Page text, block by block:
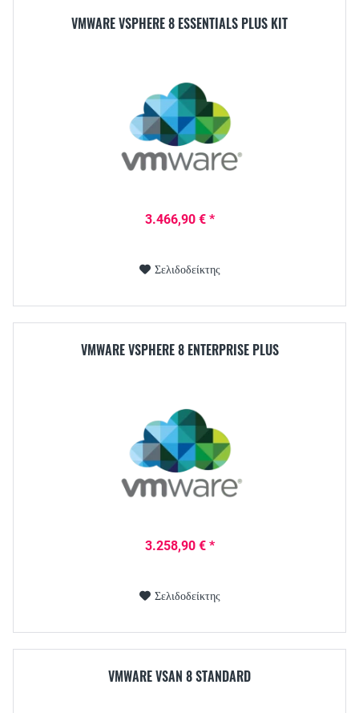
VMWARE VSPHERE 8 ESSENTIALS PLUS KIT
3.466,90 € *
Σελιδοδείκτης
VMWARE VSPHERE 8 ENTERPRISE PLUS
3.258,90 € *
Σελιδοδείκτης
VMWARE VSAN 8 STANDARD